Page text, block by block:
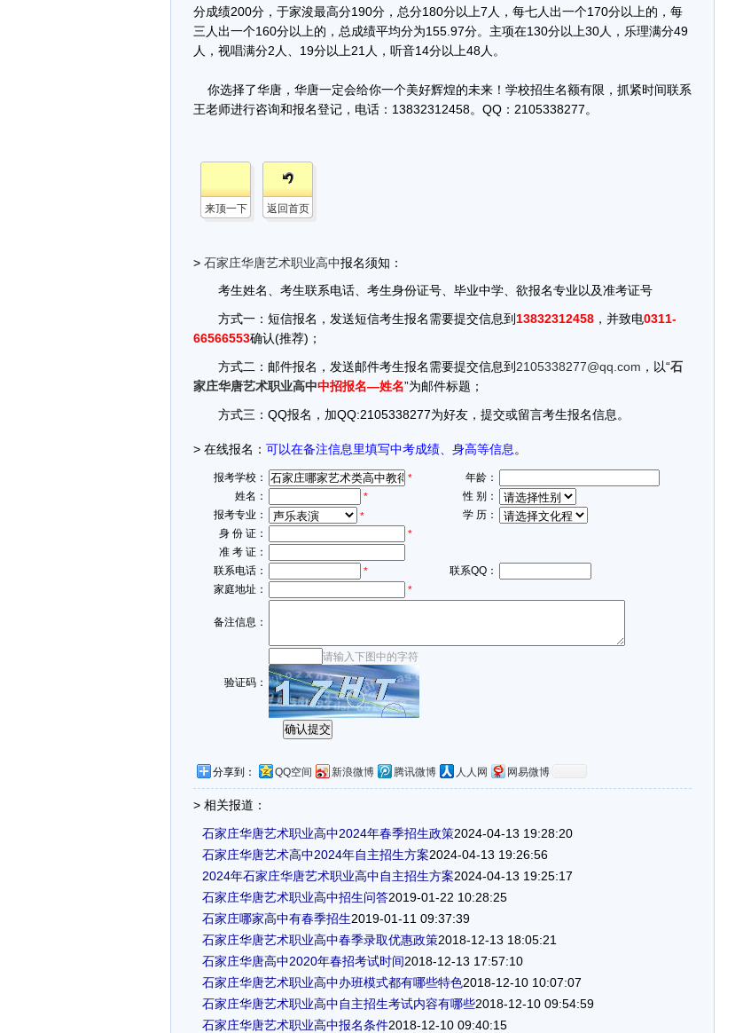
分成绩200分，于家浚最高分190分，总分180分以上7人，每七人出一个170分以上的，每
三人出一个160分以上的，总成绩平均分为155.97分。主项在130分以上30人，乐理满分49
人，视唱满分2人、19分以上21人，听音14分以上48人。
你选择了华唐，华唐一定会给你一个美好辉煌的未来！学校招生名额有限，抓紧时间联系
王老师进行咨询和报名登记，电话：13832312458。QQ：2105338277。
来顶一下 返回首页
> 石家庄华唐艺术职业高中报名须知：
考生姓名、考生联系电话、考生身份证号、毕业中学、欲报名专业以及准考证号
方式一：短信报名，发送短信考生报名需要提交信息到 13832312458 ，并致电0311-
66566553确认(推荐)；
方式二：邮件报名，发送邮件考生报名需要提交信息到 2105338277@qq.com ，以“石
家庄华唐艺术职业高中中招报名—姓名”为邮件标题；
方式三：QQ报名，加QQ:2105338277为好友，提交或留言考生报名信息。
> 在线报名： 可以在备注信息里填写中考成绩、身高等信息 。
报考学校： *
年龄：
姓名：
*
性 别：
报考专业：
*
学 历：
身 份 证：
*
准 考 证：
联系电话：
*
联系QQ：
家庭地址：
*
备注信息：
验证码：
请输入下图中的字符
分享到： QQ空间 新浪微博 腾讯微博 人人网 网易微博
> 相关报道：
石家庄华唐艺术职业高中2024年春季招生政策2024-04-13 19:28:20
石家庄华唐艺术高中2024年自主招生方案2024-04-13 19:26:56
2024年石家庄华唐艺术职业高中自主招生方案2024-04-13 19:25:17
石家庄华唐艺术职业高中招生问答2019-01-22 10:28:25
石家庄哪家高中有春季招生2019-01-11 09:37:39
石家庄华唐艺术职业高中春季录取优惠政策2018-12-13 18:05:21
石家庄华唐高中2020年春招考试时间2018-12-13 17:57:10
石家庄华唐艺术职业高中办班模式都有哪些特色2018-12-10 10:07:07
石家庄华唐艺术职业高中自主招生考试内容有哪些2018-12-10 09:54:59
石家庄华唐艺术职业高中报名条件2018-12-10 09:40:15